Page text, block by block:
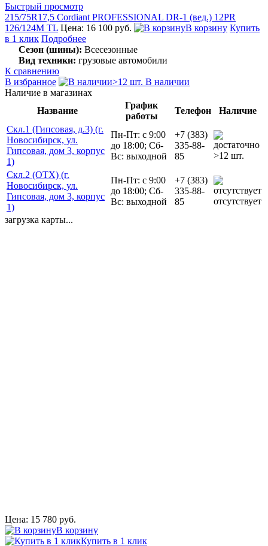
Быстрый просмотр
215/75R17,5 Cordiant PROFESSIONAL DR-1 (вед.) 12PR
126/124M TL Цена: 16 100 руб. В корзину Купить
в 1 клик Подробнее
Сезон (шины): Всесезонные
Вид техники: грузовые автомобили
К сравнению
В избранное
>12 шт. В наличии
Наличие в магазинах
Название
График
работы
Телефон
Наличие
Скл.1 (Гипсовая, д.3) (г.
Новосибирск, ул.
Гипсовая, дом 3, корпус
1)
Пн-Пт: с 9:00
до 18:00; Сб-
Вс: выходной
+7 (383)
335-88-
85
>12 шт.
Скл.2 (ОТХ) (г.
Новосибирск, ул.
Гипсовая, дом 3, корпус
1)
Пн-Пт: с 9:00
до 18:00; Сб-
Вс: выходной
+7 (383)
335-88-
85
отсутствует
загрузка карты...
Цена: 15 780 руб.
В корзину
Купить в 1 клик